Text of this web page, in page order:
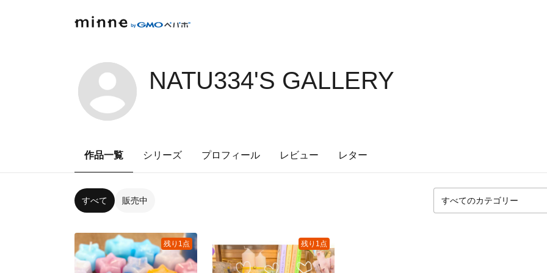
NATU334'S GALLERY
作品一覧 シリーズ プロフィール レビュー レター
すべて 販売中
残り1点 残り1点